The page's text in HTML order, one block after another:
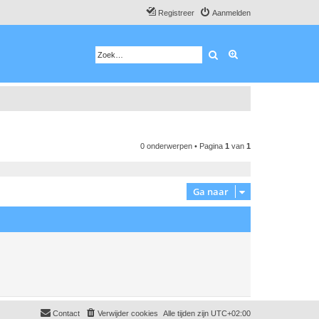
Aanmelden
Registreer
Zoek
0 onderwerpen • Pagina 1 van 1
Ga naar
Alle tijden zijn UTC+02:00
Verwijder cookies
Contact